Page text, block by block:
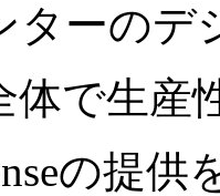
ターのデ
体で生産
の提